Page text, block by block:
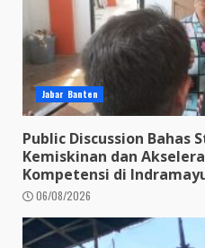
Jabar Banten
Public Discussion Bahas
Kemiskinan dan
Kompetensi di
06/08/2026